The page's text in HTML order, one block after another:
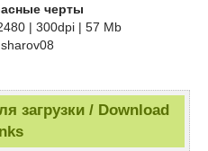
черты
| 300dpi | 57 Mb
загрузки / Download